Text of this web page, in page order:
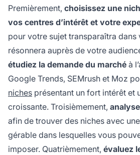
Premièrement, choisissez une
vos centres d’intérêt et votre
pour votre sujet transparaîtra dans
résonnera auprès de votre
étudiez la demande du marché à
Google Trends, SEMrush et Moz
niches présentant un fort intérêt et
croissante. Troisièmement,
afin de trouver des niches avec
gérable dans lesquelles vous
imposer. Quatrièmement, évaluez